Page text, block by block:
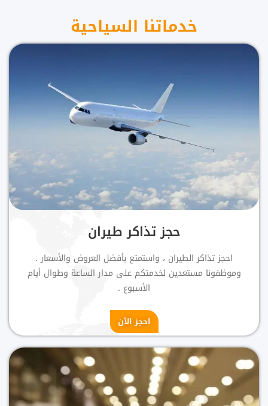
خدماتنا السياحية
حجز تذاكر طيران
احجز تذاكر الطيران ، واستمتع بأفضل العروض والأسعار .
وموظفونا مستعدين لخدمتكم على مدار الساعة وطوال أيام
الأسبوع .
احجز الأن